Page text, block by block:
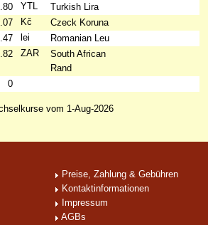
YTL
Turkish Lira
Kč
Czeck Koruna
lei
Romanian Leu
ZAR
South African
Rand
0
vom 1-Aug-2026
Preise, Zahlung & Gebühren
Kontaktinformationen
Impressum
AGBs